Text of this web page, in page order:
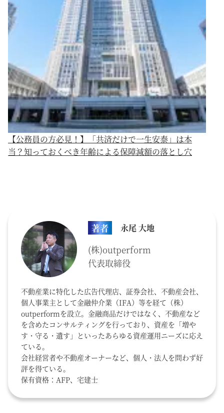
【公務員の方必見！】「共済だけで一生安泰」は本
当？知っておくべき年齢による保障減額の落とし穴
著者 永尾 大地
(株)outperform
代表取締役
不動産業に特化した広告代理店、証券会社、不動産会社、
個人事業主として金融仲介業（IFA）等を経て（株）
outperformを設立。金融商品だけではなく、不動産など
を含めたコンサルティングを行っており、資産を「増や
す・守る・遺す」といったあらゆる資産運用ニーズに応え
ている。
会社経営者や不動産オーナーなど、個人・法人を問わず好
評を得ている。
保有資格：AFP、宅建士